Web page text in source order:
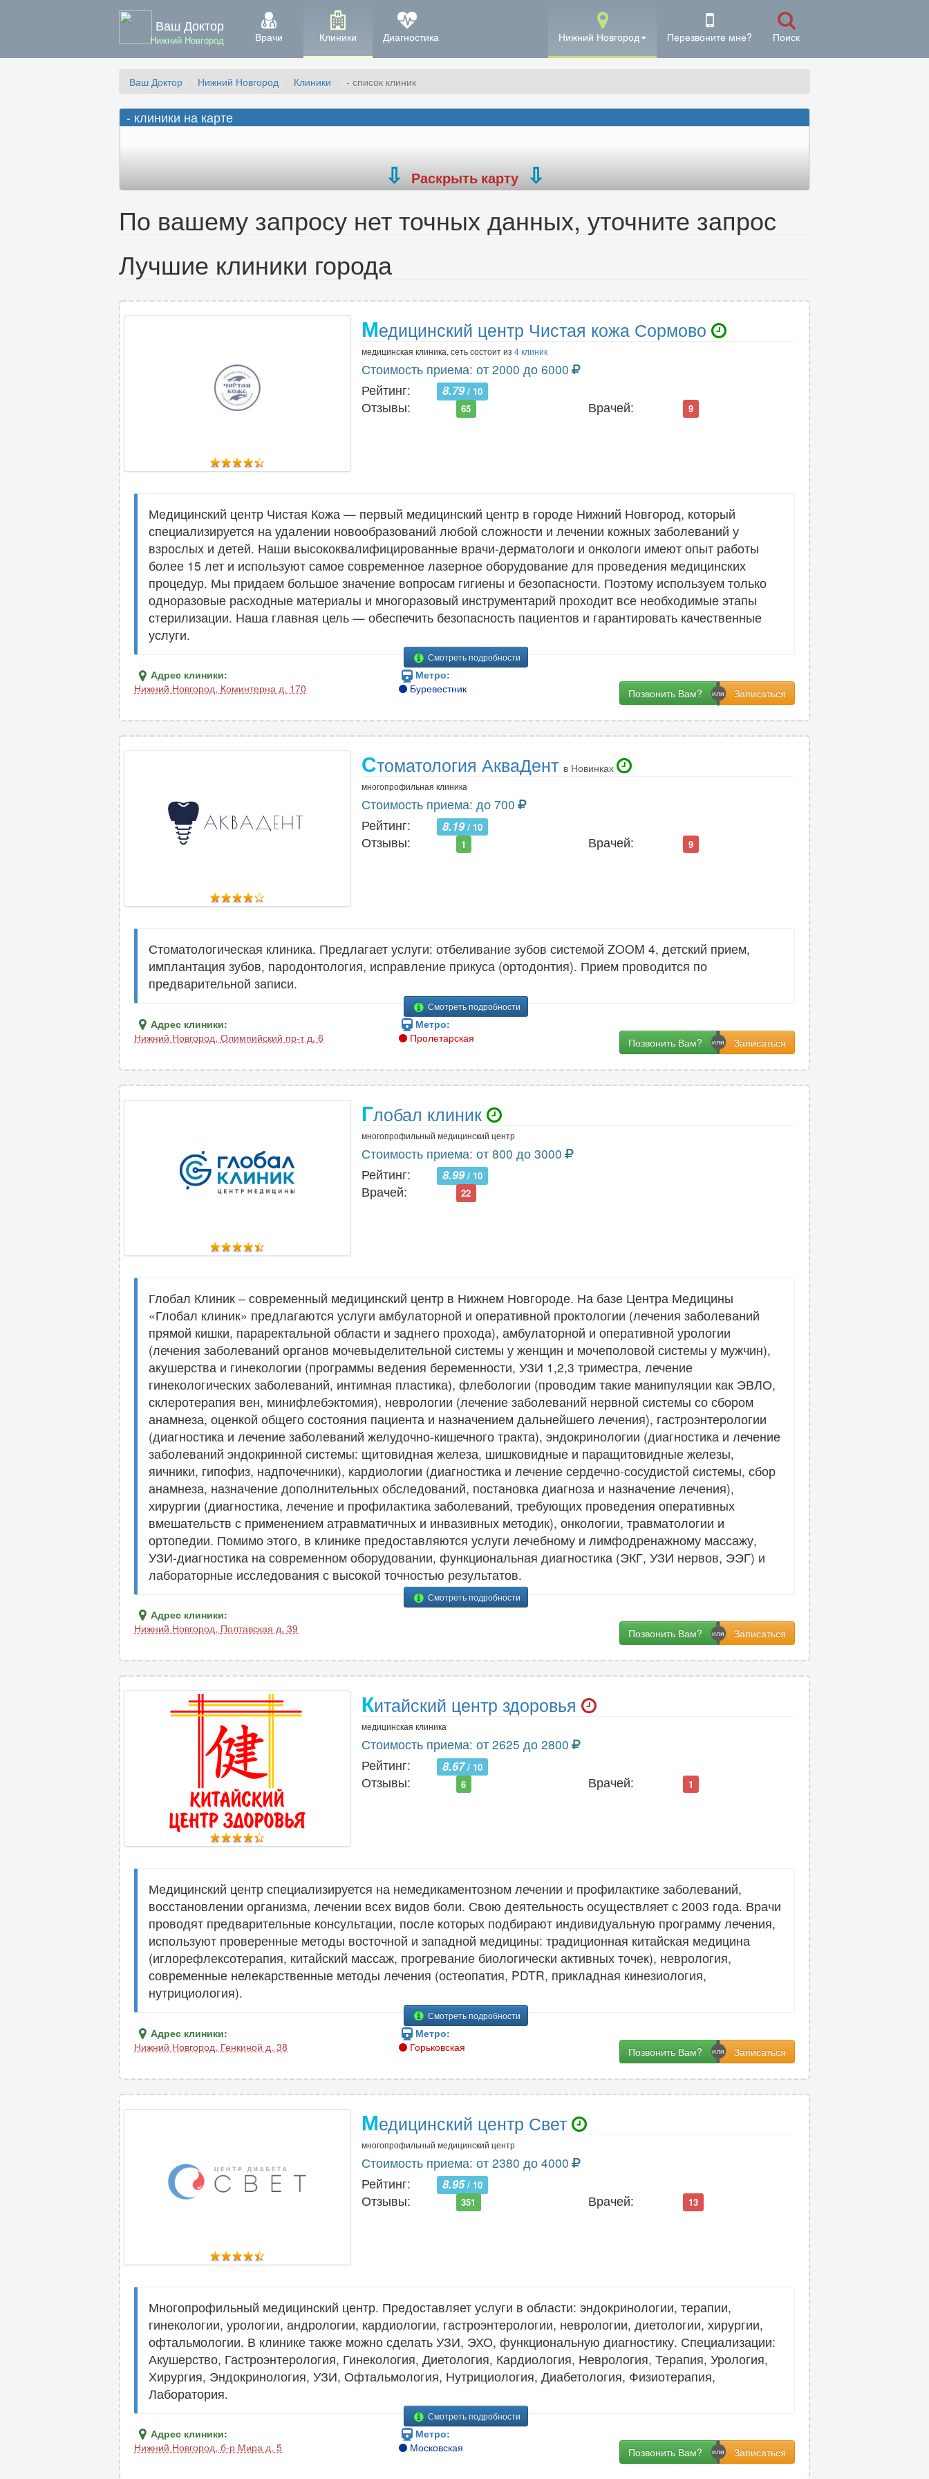
Ваш Доктор
Нижний Новгород Врачи Клиники Диагностика Нижний Новгород Перезвоните мне? Поиск
Ваш Доктор Нижний Новгород Клиники - список клиник
- клиники на карте
Раскрыть карту
По вашему запросу нет точных данных, уточните запрос
Лучшие клиники города
Медицинский центр Чистая кожа Сормово
медицинская клиника, сеть состоит из 4 клиник
Стоимость приема: от 2000 до 6000
Рейтинг:
8.79/ 10
Отзывы: 65 Врачей: 9
Медицинский центр Чистая Кожа — первый медицинский центр в городе Нижний Новгород, который
специализируется на удалении новообразований любой сложности и лечении кожных заболеваний у
взрослых и детей. Наши высококвалифицированные врачи-дерматологи и онкологи имеют опыт работы
более 15 лет и используют самое современное лазерное оборудование для проведения медицинских
процедур. Мы придаем большое значение вопросам гигиены и безопасности. Поэтому используем только
одноразовые расходные материалы и многоразовый инструментарий проходит все необходимые этапы
стерилизации. Наша главная цель — обеспечить безопасность пациентов и гарантировать качественные
услуги.
Смотреть подробности
Адрес клиники:
Нижний Новгород, Коминтерна д. 170
Метро:
Буревестник
Позвонить Вам?
Стоматология АкваДент в Новинках
многопрофильная клиника
Стоимость приема: до 700
Рейтинг:
8.19/ 10
Отзывы: 1 Врачей: 9
Стоматологическая клиника. Предлагает услуги: отбеливание зубов системой ZOOM 4, детский прием,
имплантация зубов, пародонтология, исправление прикуса (ортодонтия). Прием проводится по
предварительной записи.
Смотреть подробности
Адрес клиники:
Нижний Новгород, Олимпийский пр-т д. 6
Метро:
Пролетарская
Позвонить Вам?
Глобал клиник
многопрофильный медицинский центр
Стоимость приема: от 800 до 3000
Рейтинг:
8.99/ 10
Врачей: 22
Глобал Клиник – современный медицинский центр в Нижнем Новгороде. На базе Центра Медицины
«Глобал клиник» предлагаются услуги амбулаторной и оперативной проктологии (лечения заболеваний
прямой кишки, параректальной области и заднего прохода), амбулаторной и оперативной урологии
(лечения заболеваний органов мочевыделительной системы у женщин и мочеполовой системы у мужчин),
акушерства и гинекологии (программы ведения беременности, УЗИ 1,2,3 триместра, лечение
гинекологических заболеваний, интимная пластика), флебологии (проводим такие манипуляции как ЭВЛО,
склеротерапия вен, минифлебэктомия), неврологии (лечение заболеваний нервной системы со сбором
анамнеза, оценкой общего состояния пациента и назначением дальнейшего лечения), гастроэнтерологии
(диагностика и лечение заболеваний желудочно-кишечного тракта), эндокринологии (диагностика и лечение
заболеваний эндокринной системы: щитовидная железа, шишковидные и паращитовидные железы,
яичники, гипофиз, надпочечники), кардиологии (диагностика и лечение сердечно-сосудистой системы, сбор
анамнеза, назначение дополнительных обследований, постановка диагноза и назначение лечения),
хирургии (диагностика, лечение и профилактика заболеваний, требующих проведения оперативных
вмешательств с применением атравматичных и инвазивных методик), онкологии, травматологии и
ортопедии. Помимо этого, в клинике предоставляются услуги лечебному и лимфодренажному массажу,
УЗИ-диагностика на современном оборудовании, функциональная диагностика (ЭКГ, УЗИ нервов, ЭЭГ) и
лабораторные исследования с высокой точностью результатов.
Смотреть подробности
Адрес клиники:
Нижний Новгород, Полтавская д. 39 Позвонить Вам?
Китайский центр здоровья
медицинская клиника
Стоимость приема: от 2625 до 2800
Рейтинг:
8.67/ 10
Отзывы: 6 Врачей: 1
Медицинский центр специализируется на немедикаментозном лечении и профилактике заболеваний,
восстановлении организма, лечении всех видов боли. Свою деятельность осуществляет с 2003 года. Врачи
проводят предварительные консультации, после которых подбирают индивидуальную программу лечения,
используют проверенные методы восточной и западной медицины: традиционная китайская медицина
(иглорефлексотерапия, китайский массаж, прогревание биологически активных точек), неврология,
современные нелекарственные методы лечения (остеопатия, PDTR, прикладная кинезиология,
нутрициология).
Смотреть подробности
Адрес клиники:
Нижний Новгород, Генкиной д. 38
Метро:
Горьковская
Позвонить Вам?
Медицинский центр Свет
многопрофильный медицинский центр
Стоимость приема: от 2380 до 4000
Рейтинг:
8.95/ 10
Отзывы: 351 Врачей: 13
Многопрофильный медицинский центр. Предоставляет услуги в области: эндокринологии, терапии,
гинекологии, урологии, андрологии, кардиологии, гастроэнтерологии, неврологии, диетологии, хирургии,
офтальмологии. В клинике также можно сделать УЗИ, ЭХО, функциональную диагностику. Специализации:
Акушерство, Гастроэнтерология, Гинекология, Диетология, Кардиология, Неврология, Терапия, Урология,
Хирургия, Эндокринология, УЗИ, Офтальмология, Нутрициология, Диабетология, Физиотерапия,
Лаборатория.
Смотреть подробности
Адрес клиники:
Нижний Новгород, б-р Мира д. 5
Метро:
Московская
Позвонить Вам?